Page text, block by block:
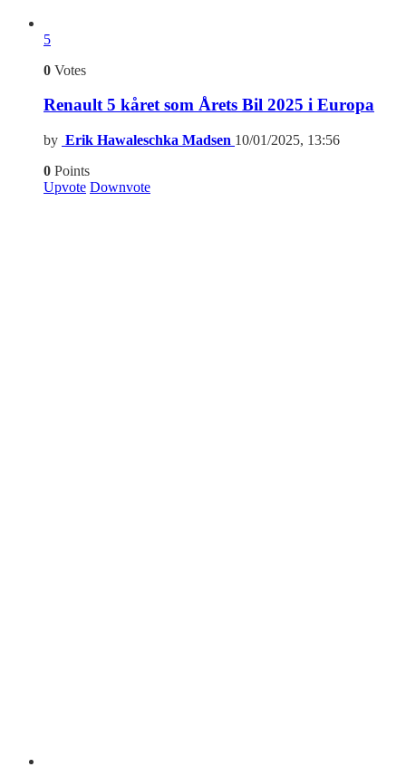
5
0 Votes
Renault 5 kåret som Årets Bil 2025 i Europa
by Erik Hawaleschka Madsen 10/01/2025, 13:56
0 Points
Upvote Downvote